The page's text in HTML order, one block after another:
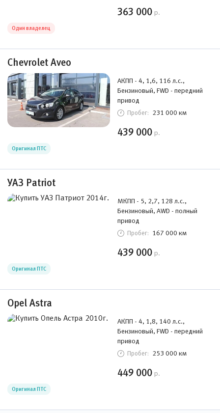
363 000 р.
Один владелец
Chevrolet Aveo
АКПП - 4, 1,6, 116 л.с.,
Бензиновый, FWD - передний
привод
Пробег: 231 000 км
439 000 р.
Оригинал ПТС
УАЗ Patriot
МКПП - 5, 2,7, 128 л.с.,
Бензиновый, AWD - полный
привод
Пробег: 167 000 км
439 000 р.
Оригинал ПТС
Opel Astra
АКПП - 4, 1,8, 140 л.с.,
Бензиновый, FWD - передний
привод
Пробег: 253 000 км
449 000 р.
Оригинал ПТС